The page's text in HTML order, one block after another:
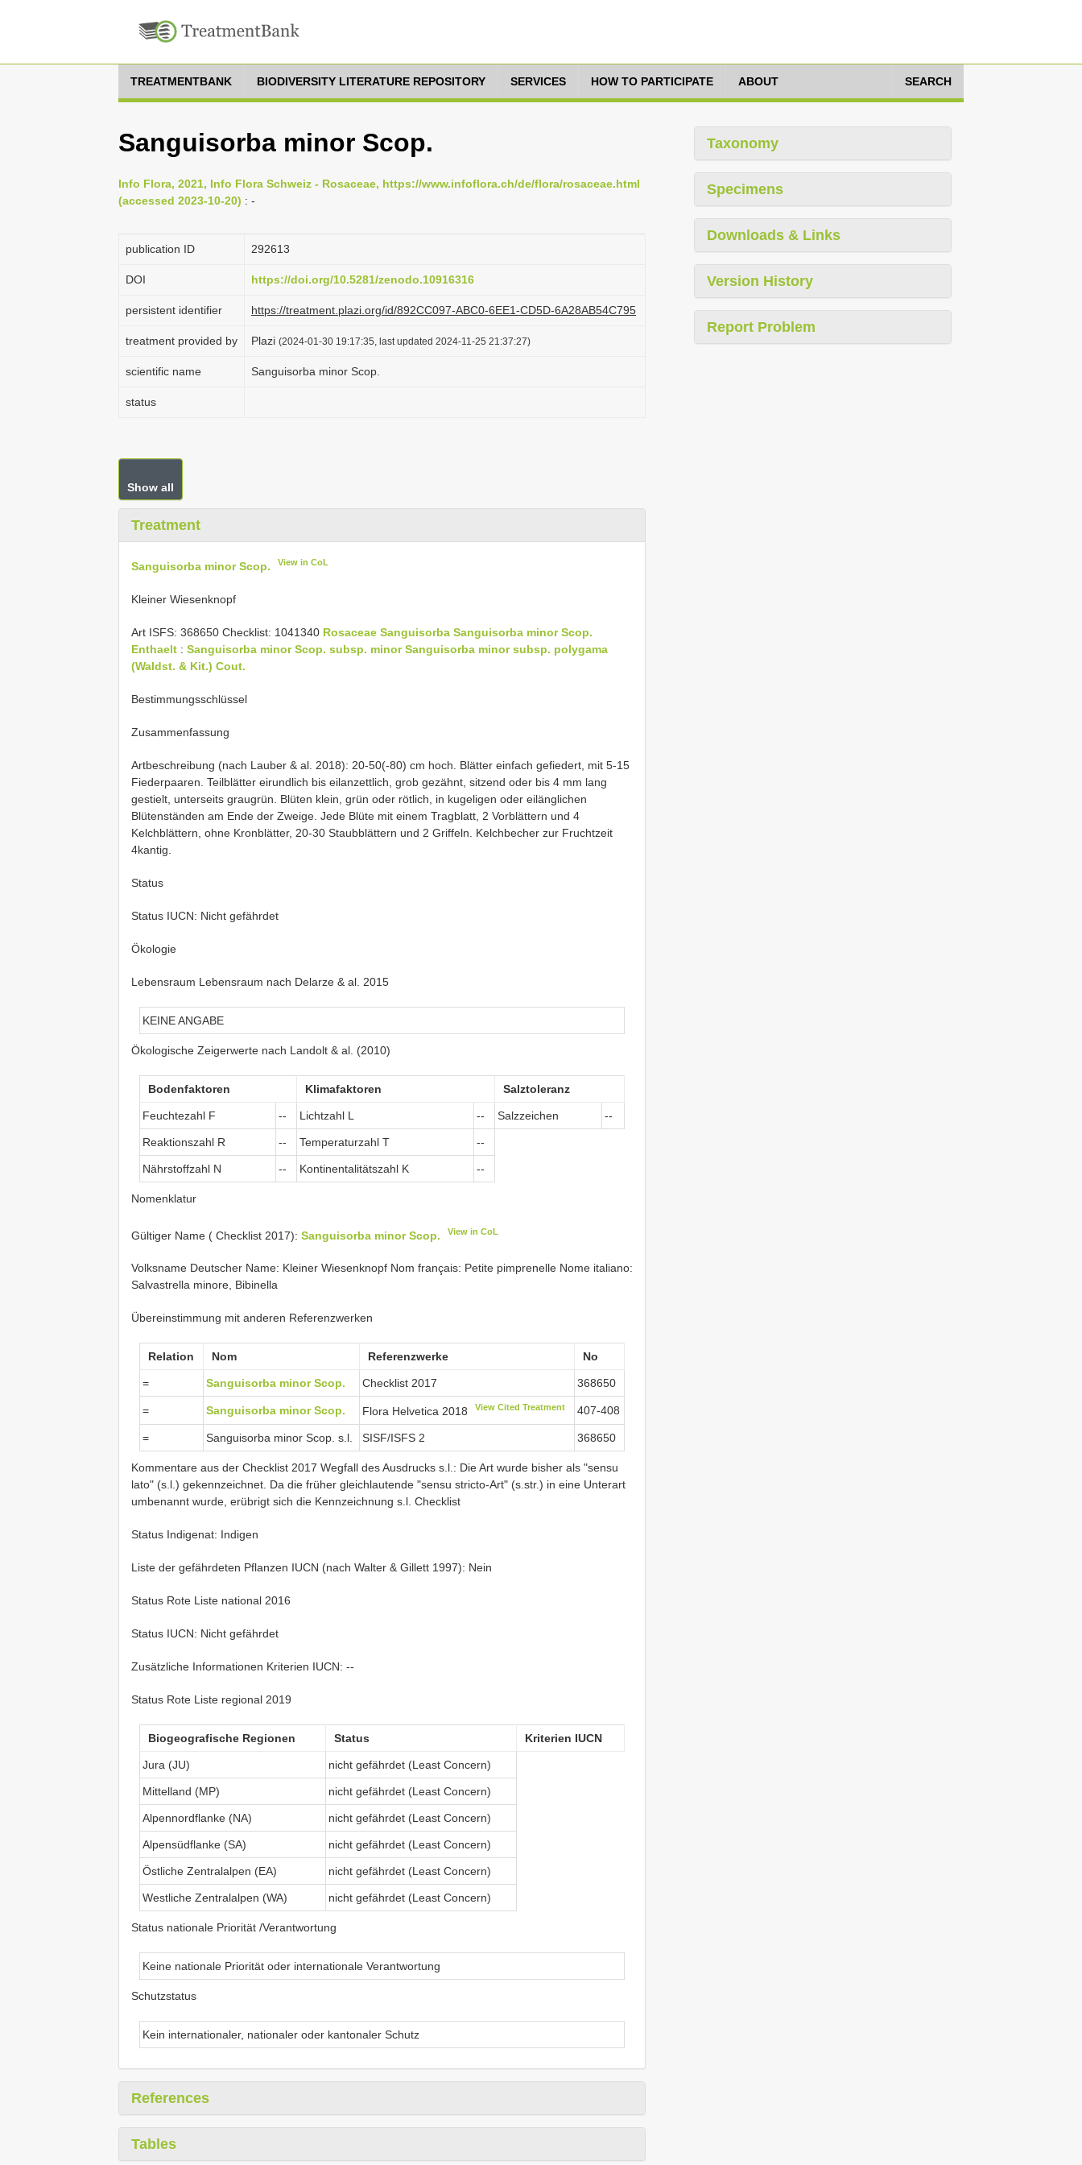
TREATMENTBANK BIODIVERSITY LITERATURE REPOSITORY SERVICES HOW TO PARTICIPATE ABOUT SEARCH
Sanguisorba minor Scop.
Info Flora, 2021, Info Flora Schweiz - Rosaceae, https://www.infoflora.ch/de/flora/rosaceae.html
(accessed 2023-10-20) : -
publication ID 292613
DOI https://doi.org/10.5281/zenodo.10916316
persistent identifier https://treatment.plazi.org/id/892CC097-ABC0-6EE1-CD5D-6A28AB54C795
treatment provided by Plazi (2024-01-30 19:17:35, last updated 2024-11-25 21:37:27)
scientific name Sanguisorba minor Scop.
status
Show all
Treatment
Sanguisorba minor Scop. View in CoL
Kleiner Wiesenknopf
Art ISFS: 368650 Checklist: 1041340 Rosaceae Sanguisorba Sanguisorba minor Scop.
Enthaelt : Sanguisorba minor Scop. subsp. minor Sanguisorba minor subsp. polygama
(Waldst. & Kit.) Cout.
Bestimmungsschlüssel
Zusammenfassung
Artbeschreibung (nach Lauber & al. 2018): 20-50(-80) cm hoch. Blätter einfach gefiedert, mit 5-15
Fiederpaaren. Teilblätter eirundlich bis eilanzettlich, grob gezähnt, sitzend oder bis 4 mm lang
gestielt, unterseits graugrün. Blüten klein, grün oder rötlich, in kugeligen oder eilänglichen
Blütenständen am Ende der Zweige. Jede Blüte mit einem Tragblatt, 2 Vorblättern und 4
Kelchblättern, ohne Kronblätter, 20-30 Staubblättern und 2 Griffeln. Kelchbecher zur Fruchtzeit
4kantig.
Status
Status IUCN: Nicht gefährdet
Ökologie
Lebensraum Lebensraum nach Delarze & al. 2015
KEINE ANGABE
Ökologische Zeigerwerte nach Landolt & al. (2010)
Bodenfaktoren Klimafaktoren Salztoleranz
Feuchtezahl F -- Lichtzahl L -- Salzzeichen --
Reaktionszahl R -- Temperaturzahl T --
Nährstoffzahl N -- Kontinentalitätszahl K --
Nomenklatur
Gültiger Name ( Checklist 2017): Sanguisorba minor Scop. View in CoL
Volksname Deutscher Name: Kleiner Wiesenknopf Nom français: Petite pimprenelle Nome italiano:
Salvastrella minore, Bibinella
Übereinstimmung mit anderen Referenzwerken
Relation Nom Referenzwerke No
= Sanguisorba minor Scop. Checklist 2017 368650
= Sanguisorba minor Scop. Flora Helvetica 2018 View Cited Treatment 407-408
= Sanguisorba minor Scop. s.l. SISF/ISFS 2 368650
Kommentare aus der Checklist 2017 Wegfall des Ausdrucks s.l.: Die Art wurde bisher als "sensu
lato" (s.l.) gekennzeichnet. Da die früher gleichlautende "sensu stricto-Art" (s.str.) in eine Unterart
umbenannt wurde, erübrigt sich die Kennzeichnung s.l. Checklist
Status Indigenat: Indigen
Liste der gefährdeten Pflanzen IUCN (nach Walter & Gillett 1997): Nein
Status Rote Liste national 2016
Status IUCN: Nicht gefährdet
Zusätzliche Informationen Kriterien IUCN: --
Status Rote Liste regional 2019
Biogeografische Regionen Status Kriterien IUCN
Jura (JU) nicht gefährdet (Least Concern)
Mittelland (MP) nicht gefährdet (Least Concern)
Alpennordflanke (NA) nicht gefährdet (Least Concern)
Alpensüdflanke (SA) nicht gefährdet (Least Concern)
Östliche Zentralalpen (EA) nicht gefährdet (Least Concern)
Westliche Zentralalpen (WA) nicht gefährdet (Least Concern)
Status nationale Priorität /Verantwortung
Keine nationale Priorität oder internationale Verantwortung
Schutzstatus
Kein internationaler, nationaler oder kantonaler Schutz
References
Tables
Taxonomy
Specimens
Downloads & Links
Version History
Report Problem